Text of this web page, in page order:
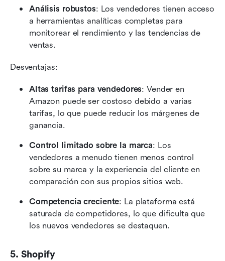
Análisis robustos: Los vendedores tienen acceso
a herramientas analíticas completas para
monitorear el rendimiento y las tendencias de
ventas.
Desventajas:
Altas tarifas para vendedores: Vender en
Amazon puede ser costoso debido a varias
tarifas, lo que puede reducir los márgenes de
ganancia.
Control limitado sobre la marca: Los
vendedores a menudo tienen menos control
sobre su marca y la experiencia del cliente en
comparación con sus propios sitios web.
Competencia creciente: La plataforma está
saturada de competidores, lo que dificulta que
los nuevos vendedores se destaquen.
5. Shopify